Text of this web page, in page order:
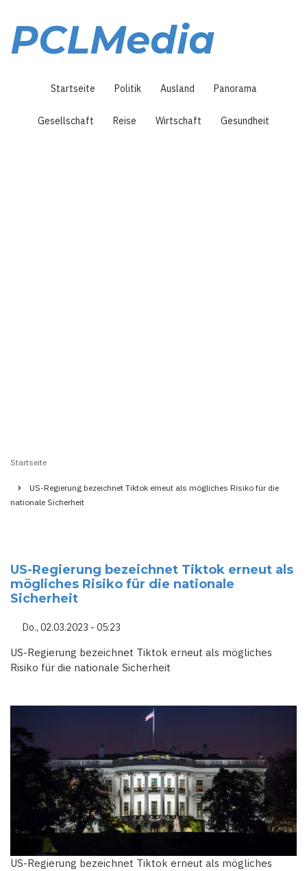
Inhalt
PCLMedia
Startseite Politik Ausland Panorama
Gesellschaft Reise Wirtschaft Gesundheit
Startseite
US-Regierung bezeichnet Tiktok erneut als mögliches Risiko für die
nationale Sicherheit
US-Regierung bezeichnet Tiktok erneut als
mögliches Risiko für die nationale
Sicherheit
Do., 02.03.2023 - 05:23
US-Regierung bezeichnet Tiktok erneut als mögliches
Risiko für die nationale Sicherheit
US-Regierung bezeichnet Tiktok erneut als mögliches